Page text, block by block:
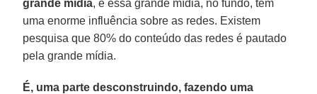
grande mídia, e essa grande mídia, no fundo, tem
uma enorme influência sobre as redes. Existem
pesquisa que 80% do conteúdo das redes é pautado
pela grande mídia.
É, uma parte desconstruindo, fazendo uma